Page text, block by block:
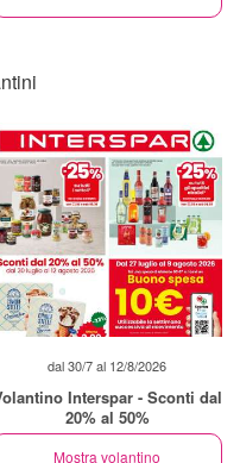
dal 30/7 al 12/8/2026
Interspar - Sconti dal
20% al 50%
Mostra volantino